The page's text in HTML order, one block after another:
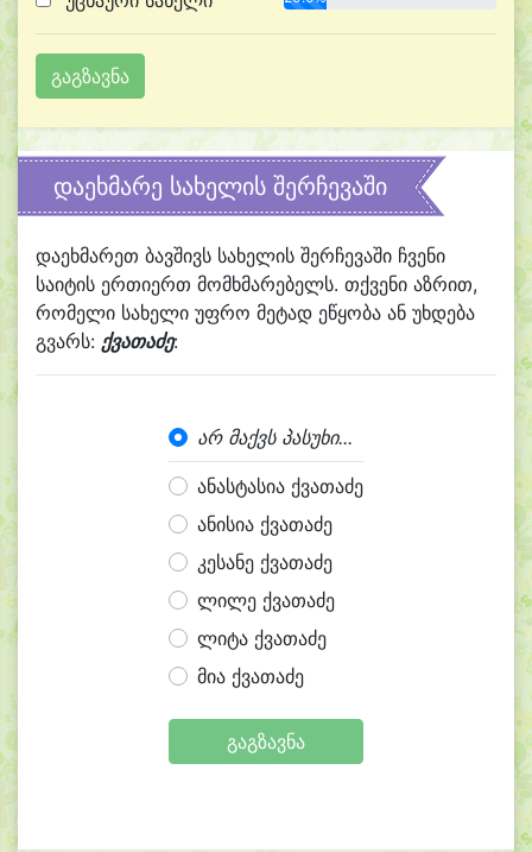
დაეხმარე სახელის შერჩევაში
დაეხმარეთ ბავშივს სახელის შერჩევაში ჩვენი
საიტის ერთიერთ მომხმარებელს. თქვენი აზრით,
რომელი სახელი უფრო მეტად ეწყობა ან უხდება
გვარს: ქვათაძე:
არ მაქვს პასუხი...
ანასტასია ქვათაძე
ანისია ქვათაძე
კესანე ქვათაძე
ლილე ქვათაძე
ლიტა ქვათაძე
მია ქვათაძე
გაგზავნა